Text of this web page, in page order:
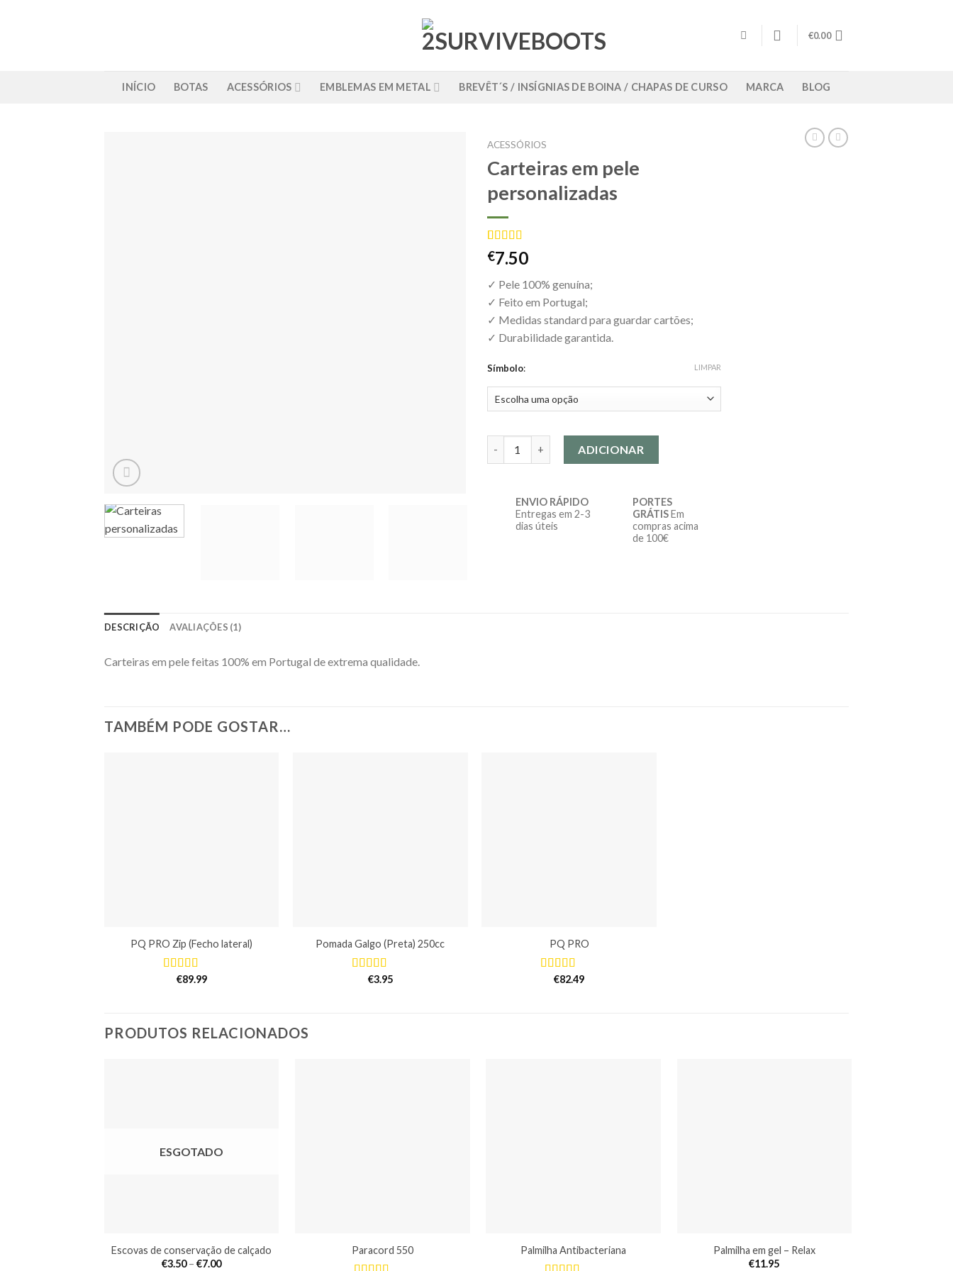
€0.00
INÍCIO BOTAS ACESSÓRIOS EMBLEMAS EM METAL BREVÊT´S / INSÍGNIAS DE BOINA / CHAPAS DE CURSO MARCA BLOG
ACESSÓRIOS
Carteiras em pele
personalizadas
Classificado
com5.00
base em
1
classificação
de cliente
€7.50
✓ Pele 100% genuína;
✓ Feito em Portugal;
✓ Medidas standard para guardar cartões;
✓ Durabilidade garantida.
Símbolo: LIMPAR
Quantidade de Carteiras em pele personalizadas
ADICIONAR
ENVIO RÁPIDO
Entregas em 2-3
dias úteis
PORTES
GRÁTISEm
compras acima
de 100€
DESCRIÇÃO AVALIAÇÕES (1)
Carteiras em pele feitas 100% em Portugal de extrema qualidade.
TAMBÉM PODE GOSTAR…
PQ PRO Zip (Fecho lateral)
Avaliação
€89.99
Pomada Galgo (Preta) 250cc
Avaliação
€3.95
PQ PRO
Avaliação
€82.49
PRODUTOS RELACIONADOS
ESGOTADO
Escovas de conservação de calçado
€3.50 – €7.00Price
Paracord 550 Palmilha Antibacteriana
Palmilha em gel – Relax
€11.95